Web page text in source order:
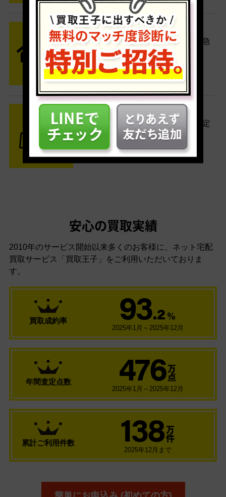
STEP2 発送
送料無料でご自宅から発送！佐川急
便がご自宅まで引き取りに伺いま
す。
STEP3 ご入金
査定結果はメールでお知らせ。査定
結果がOKなら金額をお支払い！
安心の買取実績
2010年のサービス開始以来多くのお客様に、 ネット宅配
買取サービス「買取王子」をご利用いただいておりま
す。
買取成約率 93.2 ％
2025年1月～2025年12月
年間査定点数 476 万
点
2025年1月～2025年12月
累計ご利用件数 138 万
件
2025年12月まで